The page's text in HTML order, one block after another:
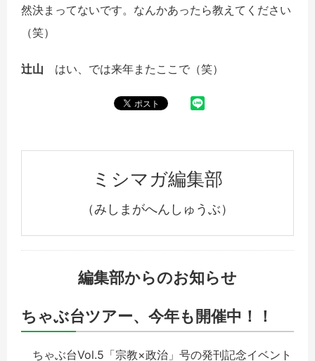
然決まってないです。なんかあったら教えてください
（笑）
辻山 はい、では来年またここで（笑）
ミシマガ編集部
（みしまがへんしゅうぶ）
編集部からのお知らせ
ちゃぶ台ツアー、今年も開催中！！
ちゃぶ台Vol.5「宗教×政治」号の発刊記念イベント